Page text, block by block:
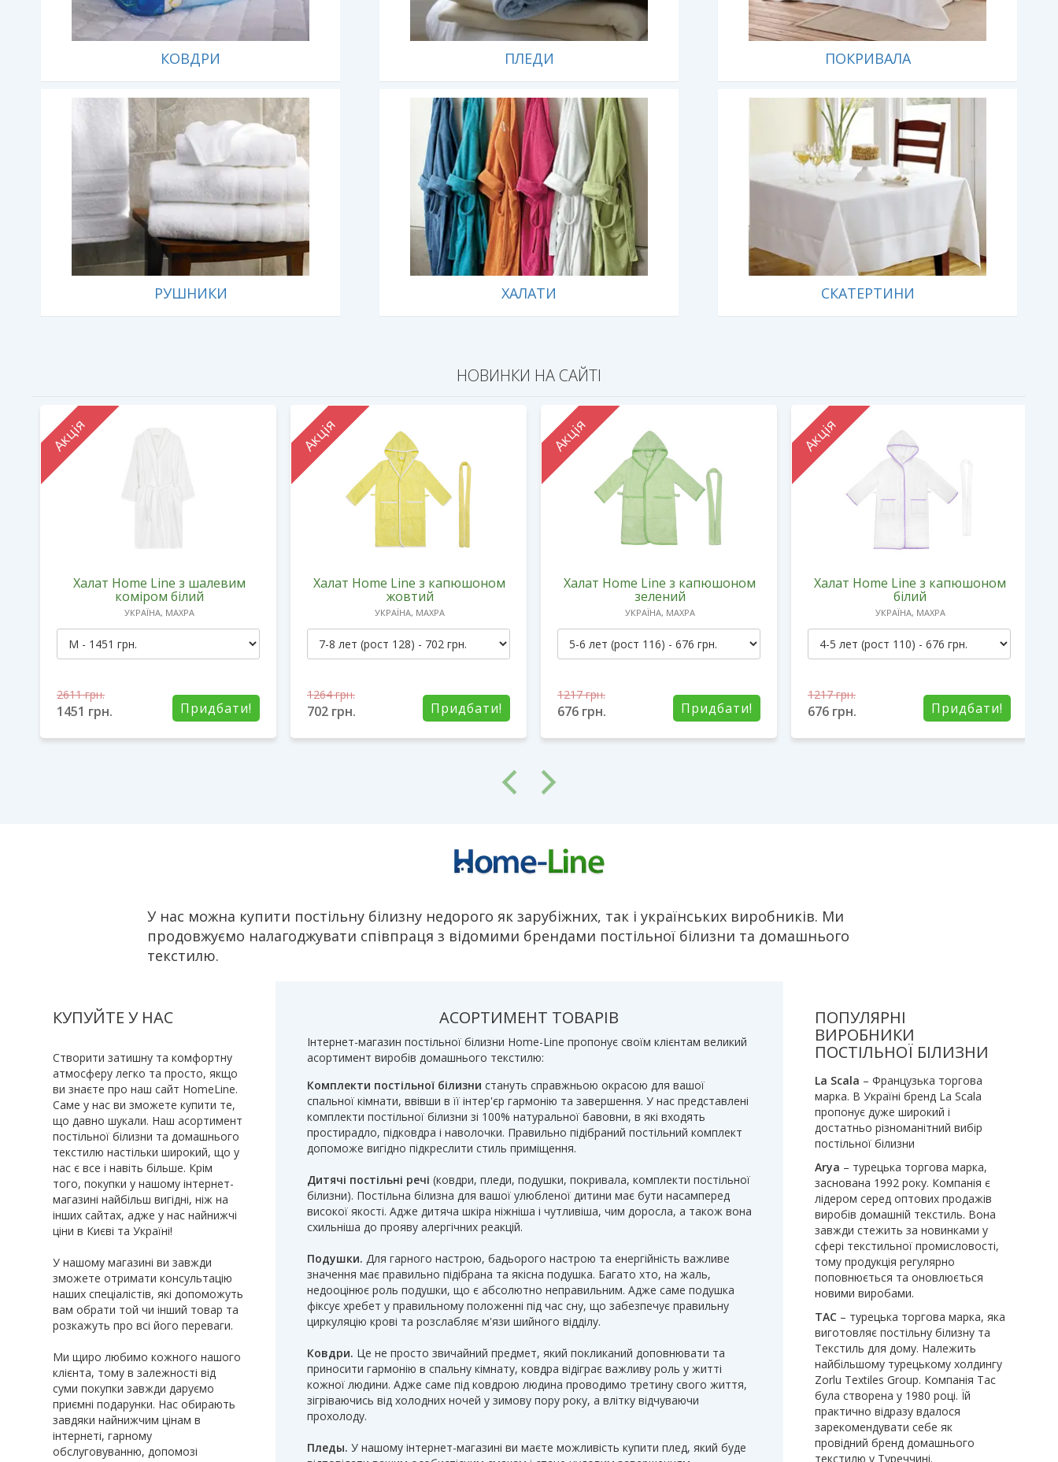
КОВДРИ ПЛЕДИ ПОКРИВАЛА
РУШНИКИ ХАЛАТИ СКАТЕРТИНИ
НОВИНКИ НА САЙТІ
Акція
Халат Home Line з шалевим
коміром білий
УКРАЇНА, МАХРА
Придбати!
2611грн.
1451 грн.
Акція
Халат Home Line з капюшоном
жовтий
УКРАЇНА, МАХРА
Придбати!
1264грн.
702 грн.
Акція
Халат Home Line з капюшоном
зелений
УКРАЇНА, МАХРА
Придбати!
1217грн.
676 грн.
Акція
Халат Home Line з капюшоном
білий
УКРАЇНА, МАХРА
Придбати!
1217грн.
676 грн.
У нас можна купити постільну білизну недорого як зарубіжних, так і українських виробників. Ми
продовжуємо налагоджувати співпраця з відомими брендами постільної білизни та домашнього
текстилю.
КУПУЙТЕ У НАС
Створити затишну та комфортну
атмосферу легко та просто, якщо
ви знаєте про наш сайт HomeLine.
Саме у нас ви зможете купити те,
що давно шукали. Наш асортимент
постільної білизни та домашнього
текстилю настільки широкий, що у
нас є все і навіть більше. Крім
того, покупки у нашому інтернет-
магазині найбільш вигідні, ніж на
інших сайтах, адже у нас найнижчі
ціни в Києві та Україні!
У нашому магазині ви завжди
зможете отримати консультацію
наших спеціалістів, які допоможуть
вам обрати той чи інший товар та
розкажуть про всі його переваги.
Ми щиро любимо кожного нашого
клієнта, тому в залежності від
суми покупки завжди даруємо
приємні подарунки. Нас обирають
завдяки найнижчим цінам в
інтернеті, гарному
обслуговуванню, допомозі
АСОРТИМЕНТ ТОВАРІВ
Інтернет-магазин постільної білизни Home-Line пропонує своїм клієнтам великий
асортимент виробів домашнього текстилю:
Комплекти постільної білизни стануть справжньою окрасою для вашої
спальної кімнати, ввівши в її інтер'єр гармонію та завершення. У нас представлені
комплекти постільної білизни зі 100% натуральної бавовни, в які входять
простирадло, підковдра і наволочки. Правильно підібраний постільний комплект
допоможе вигідно підкреслити стиль приміщення.
Дитячі постільні речі (ковдри, пледи, подушки, покривала, комплекти постільної
білизни). Постільна білизна для вашої улюбленої дитини має бути насамперед
високої якості. Адже дитяча шкіра ніжніша і чутливіша, чим доросла, а також вона
схильніша до прояву алергічних реакцій.
Подушки. Для гарного настрою, бадьорого настрою та енергійність важливе
значення має правильно підібрана та якісна подушка. Багато хто, на жаль,
недооцінює роль подушки, що є абсолютно неправильним. Адже саме подушка
фіксує хребет у правильному положенні під час сну, що забезпечує правильну
циркуляцію крові та розслабляє м'язи шийного відділу.
Ковдри. Це не просто звичайний предмет, який покликаний доповнювати та
приносити гармонію в спальну кімнату, ковдра відіграє важливу роль у житті
кожної людини. Адже саме під ковдрою людина проводимо третину свого життя,
зігріваючись від холодних ночей у зимову пору року, а влітку відчуваючи
прохолоду.
Пледы. У нашому інтернет-магазині ви маєте можливість купити плед, який буде
ПОПУЛЯРНІ
ВИРОБНИКИ
ПОСТІЛЬНОЇ БІЛИЗНИ
La Scala – Французька торгова
марка. В Україні бренд La Scala
пропонує дуже широкий і
достатньо різноманітний вибір
постільної білизни
Arya – турецька торгова марка,
заснована 1992 року. Компанія є
лідером серед оптових продажів
виробів домашній текстиль. Вона
завжди стежить за новинками у
сфері текстильної промисловості,
тому продукція регулярно
поповнюється та оновлюється
новими виробами.
TAC– турецька торгова марка, яка
виготовляє постільну білизну та
Текстиль для дому. Належить
найбільшому турецькому холдингу
Zorlu Textiles Group. Компанія Tac
була створена у 1980 році. Їй
практично відразу вдалося
зарекомендувати себе як
провідний бренд домашнього
текстилю у Туреччині.